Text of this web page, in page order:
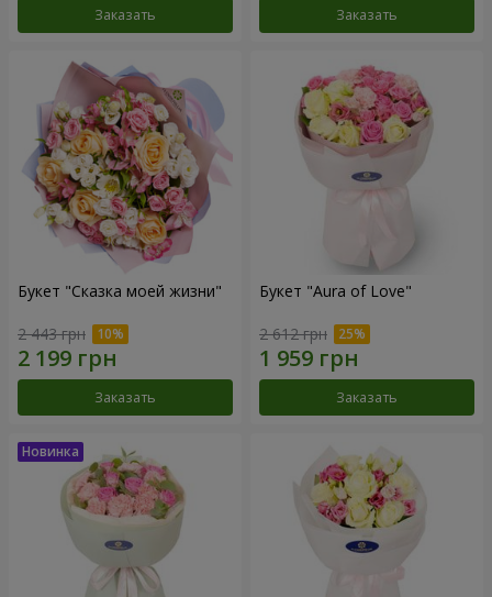
Заказать Заказать
Букет "Сказка моей жизни"
2 443 грн
Заказать
Букет "Aura of Love"
2 612 грн
Заказать